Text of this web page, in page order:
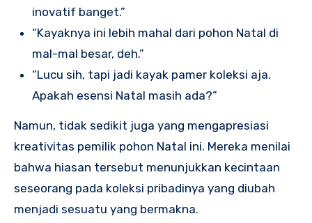
inovatif banget.”
“Kayaknya ini lebih mahal dari pohon Natal di
mal-mal besar, deh.”
“Lucu sih, tapi jadi kayak pamer koleksi aja.
Apakah esensi Natal masih ada?”
Namun, tidak sedikit juga yang mengapresiasi
kreativitas pemilik pohon Natal ini. Mereka menilai
bahwa hiasan tersebut menunjukkan kecintaan
seseorang pada koleksi pribadinya yang diubah
menjadi sesuatu yang bermakna.